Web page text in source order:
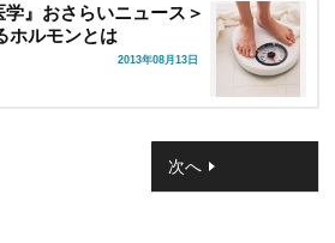
』おさらいニュース＞
ホルモンとは
2013年08月13日
次へ